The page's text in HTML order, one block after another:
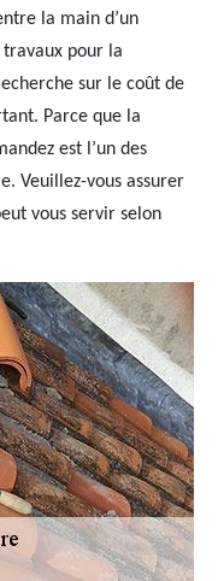
la main d’un
pour la
sur le coût de
Parce que la
est l’un des
Veuillez-vous assurer
vous servir selon